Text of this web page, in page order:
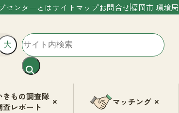
センターとはサイトマップお問合せ福岡市 環境局
大
きもの調査隊
査レポート
マッチング